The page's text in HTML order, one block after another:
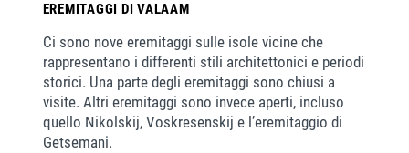
EREMITAGGI DI VALAAM
Ci sono nove eremitaggi sulle isole vicine che
rappresentano i differenti stili architettonici e periodi
storici. Una parte degli eremitaggi sono chiusi a
visite. Altri eremitaggi sono invece aperti, incluso
quello Nikolskij, Voskresenskij e l’eremitaggio di
Getsemani.